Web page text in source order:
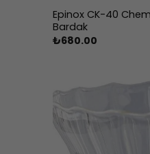
Epinox CK-40
Bardak
₺680.00